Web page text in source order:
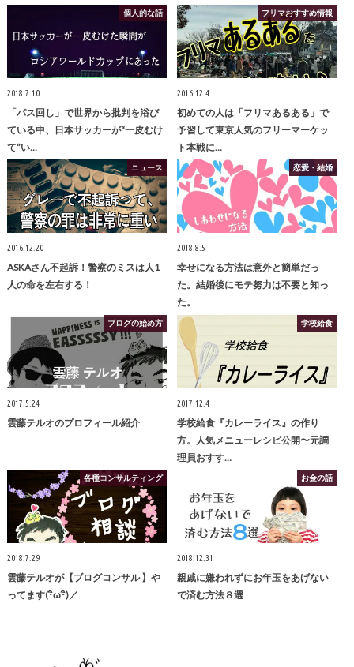
個人的な話
2018.7.10
「パス回し」で世界から批判を浴び
ている中、日本サッカーが“一皮むけ
て”い…
フリマおすすめ情報
2016.12.4
初めての人は「フリマあるある」で
予習して東京人気のフリーマーケッ
ト本戦に…
ニュース
2016.12.20
ASKAさん不起訴！警察のミスは人1
人の命を左右する！
恋愛・結婚
2018.8.5
幸せになる方法は意外と簡単だっ
た。結婚後にモテ努力は不要と知っ
た。
ブログの始め方
2017.5.24
雲藤テルオのプロフィール紹介
学校給食
2017.12.4
学校給食『カレーライス』の作り
方。人気メニューレシピ公開〜元調
理員おすす…
各種コンサルティング
2018.7.29
雲藤テルオが【ブログコンサル 】や
ってます(･ิω･ิ)／
お金の話
2018.12.31
親戚に嫌われずにお年玉をあげない
で済む方法８選